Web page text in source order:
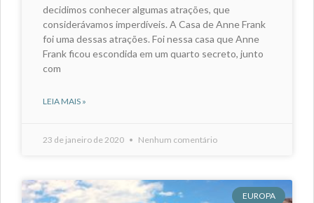
decidimos conhecer algumas atrações, que
considerávamos imperdíveis. A Casa de Anne Frank
foi uma dessas atrações. Foi nessa casa que Anne
Frank ficou escondida em um quarto secreto, junto
com
LEIA MAIS »
23 de janeiro de 2020 Nenhum comentário
EUROPA